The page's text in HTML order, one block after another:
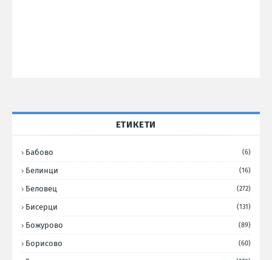
ЕТИКЕТИ
Бабово (6)
Белинци (16)
Беловец (272)
Бисерци (131)
Божурово (89)
Борисово (60)